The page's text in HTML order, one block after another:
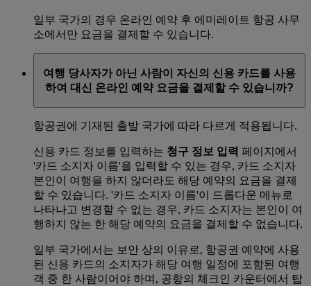
일부 국가의 경우 온라인 예약 후 에미레이트 항공 사무
소에서만 요금을 결제할 수 있습니다.
여행 당사자가 아닌 사람이 자신의 신용 카드를 사용
하여 대신 온라인 예약 요금을 결제할 수 있습니까?
항공권에 기재된 출발 국가에 따라 다르게 적용됩니다.
신용 카드 정보를 입력하는 청구 정보 입력 페이지에서
'카드 소지자 이름'을 입력할 수 있는 경우, 카드 소지자
본인이 여행을 하지 않더라도 해당 예약의 요금을 결제
할 수 있습니다. '카드 소지자 이름'이 드롭다운 메뉴로
나타나고 변경할 수 없는 경우, 카드 소지자는 본인이 여
행하지 않는 한 해당 예약의 요금을 결제할 수 없습니다.
일부 국가에서는 보안 상의 이유로, 항공권 예약에 사용
된 신용 카드의 소지자가 해당 여행 일정에 포함된 여행
객 중 한 사람이어야 하며, 공항의 체크인 카운터에서 탑